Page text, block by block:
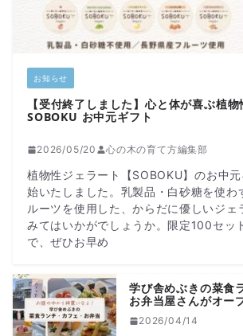
お知らせ
【受付終了しました】心と体が喜ぶ植
SOBOKU お中元ギフト
2026/05/20 心の木の育て方編集部
植物性ジェラート【SOBOKU】のお中
始いたしました。乳製品・白砂糖を使わ
ルーツを使用した、からだに優しいジェ
みてはいかがでしょうか。限定100セッ
で、ぜひお早め
学び舎めぶきの菜食
お弁当屋さんがオー
2026/04/14